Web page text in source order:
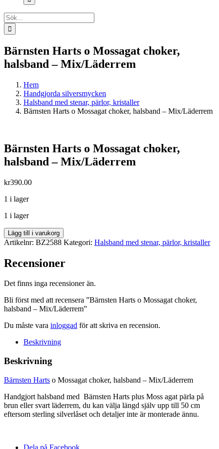
Sök
efter:
Bärnsten Harts o Mossagat choker,
halsband – Mix/Läderrem
Hem
Handgjorda silversmycken
Halsband med stenar, pärlor, kristaller
Bärnsten Harts o Mossagat choker, halsband – Mix/Läderrem
Bärnsten Harts o Mossagat choker,
halsband – Mix/Läderrem
kr390.00
1 i lager
1 i lager
Bärnsten
Harts
Mossagat
choker,
-
mängd
Lägg till i varukorg
Artikelnr: BZ2588 Kategori: Halsband med stenar, pärlor, kristaller
Recensioner
Det finns inga recensioner än.
Bli först med att recensera ”Bärnsten Harts o Mossagat choker,
halsband – Mix/Läderrem”
Du måste vara inloggad för att skriva en recension.
Beskrivning
Beskrivning
Bärnsten Harts o Mossagat choker, halsband – Mix/Läderrem
Handgjort halsband med Bärnsten Harts plus Moss agat pärla på
brun eller svart läderrem, du kan välja längd själv upp till 50 cm
eftersom sterling silverlåset och detaljer inte är monterade ännu.
Dela på Facebook